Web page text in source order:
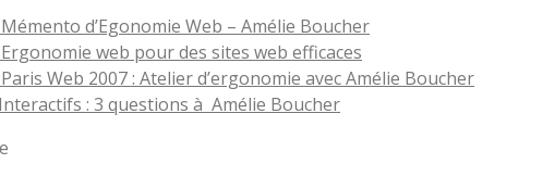
d’Egonomie Web – Amélie Boucher
web pour des sites web efficaces
Web 2007 : Atelier d’ergonomie avec Amélie Boucher
: 3 questions à Amélie Boucher